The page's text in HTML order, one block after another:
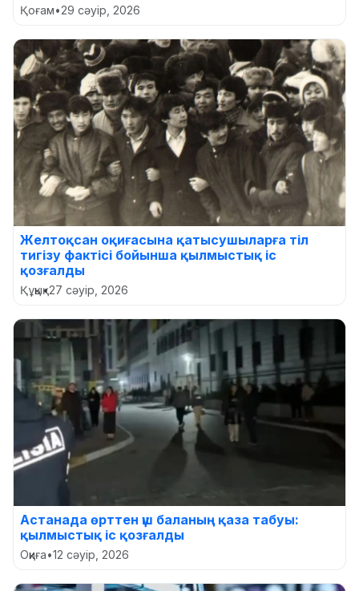
Қоғам•29 сәуір, 2026
Желтоқсан оқиғасына қатысушыларға тіл
тигізу фактісі бойынша қылмыстық іс
қозғалды
Құқық•27 сәуір, 2026
Астанада өрттен үш баланың қаза табуы:
қылмыстық іс қозғалды
Оқиға•12 сәуір, 2026